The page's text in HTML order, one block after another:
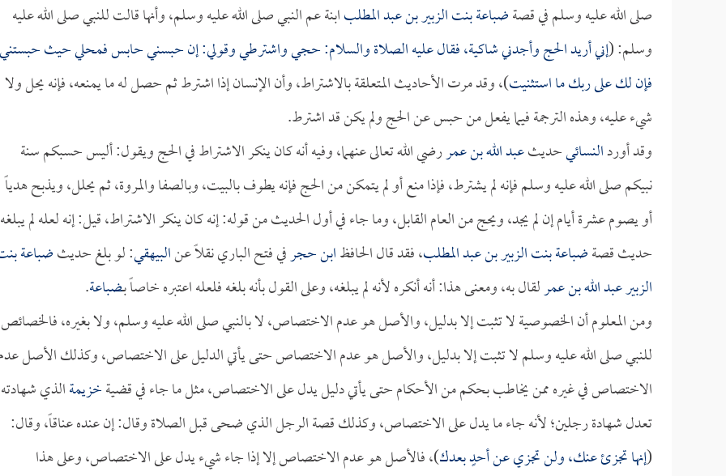
صلى الله عليه وسلم في قصةضباعة بنت الزبير بن عبد المطلبابنة عم النبي صلى الله عليه وسلم، وأنها قالت للنبي صلى الله عليه
وسلم: (إني أريد الحج وأجدني شاكية، فقال عليه الصلاة والسلام: حجي واشترطي وقولي: إن حبسني حابس فمحلي حيث
فإن لك على ربك ما استثنيت)، وقد مرت الأحاديث المتعلقة بالاشتراط، وأن الإنسان إذا اشترط ثم حصل له ما يمنعه، فإنه يحل ولا
شيء عليه، وهذه الترجمة فيما يفعل من حبس عن الحج ولم يكن قد اشترط.
وقد أوردالنسائيحديثعبد الله بن عمررضي الله تعالى عنهما، وفيه أنه كان ينكر الاشتراط في الحج ويقول: أليس حسبكم سنة
نبيكم صلى الله عليه وسلم فإنه لم يشترط، فإذا منع أو لم يتمكن من الحج فإنه يطوف بالبيت، وبالصفا والمروة، ثم يحلل، ويذبح هدياً
أو يصوم عشرة أيام إن لم يجد، ويحج من العام القابل، وما جاء في أول الحديث من قوله: إنه كان ينكر الاشتراط، قيل: إنه لعله لم يبلغه
حديث قصةضباعة بنت الزبير بن عبد المطلب، فقد قال الحافظابن حجرفي فتح الباري نقلاً عنالبيهقي: لو بلغ حديثضباعة
الزبيرعبد الله بن عمرلقال به، ومعنى هذا: أنه أنكره لأنه لم يبلغه، وعلى القول بأنه بلغه فلعله اعتبره خاصاً بـضباعة.
ومن المعلوم أن الخصوصية لا تثبت إلا بدليل، والأصل هو عدم الاختصاص، لا بالنبي صلى الله عليه وسلم، ولا بغيره، فالخصائص
للنبي صلى الله عليه وسلم لا تثبت إلا بدليل، والأصل هو عدم الاختصاص حتى يأتي الدليل على الاختصاص، وكذلك الأصل
الاختصاص في غيره ممن يخاطب بحكم من الأحكام حتى يأتي دليل يدل على الاختصاص، مثل ما جاء في قضيةخزيمةالذي شهادته
تعدل شهادة رجلين؛ لأنه جاء ما يدل على الاختصاص، وكذلك قصة الرجل الذي ضحى قبل الصلاة وقال: إن عنده عناقاً، وقال:
(إنها تجزئ عنك، ولن تجزي عن أحدٍ بعدك)، فالأصل هو عدم الاختصاص إلا إذا جاء شيء يدل على الاختصاص، وعلى هذا